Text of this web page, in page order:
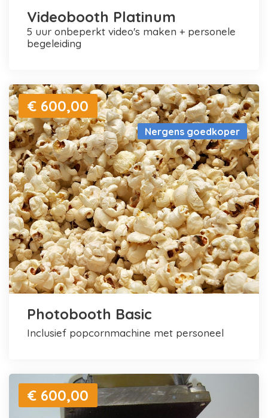
Videobooth Platinum
5 uur onbeperkt video's maken + personele
begeleiding
Nergens goedkoper
€ 600,00
Photobooth Basic
inclusief popcornmachine met personeel
€ 600,00